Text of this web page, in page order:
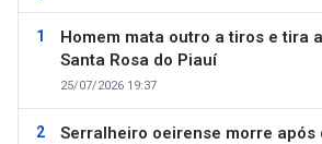
Homem mata outro a tiros e tira
Santa Rosa do Piauí
25/07/2026 19:37
Serralheiro oeirense morre após